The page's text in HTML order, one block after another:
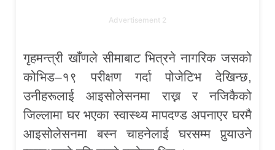
Advertisement 2
गृहमन्त्री खाँणले सीमाबाट भित्रने नागरिक जसको
कोभिड–१९ परीक्षण गर्दा पोजेटिभ देखिन्छ,
उनीहरूलाई आइसोलेसनमा राख्न र नजिकैको
जिल्लामा घर भएका स्वास्थ्य मापदण्ड अपनाएर घरमै
आइसोलेसनमा बस्न चाहनेलाई घरसम्म पुर्‍याउने